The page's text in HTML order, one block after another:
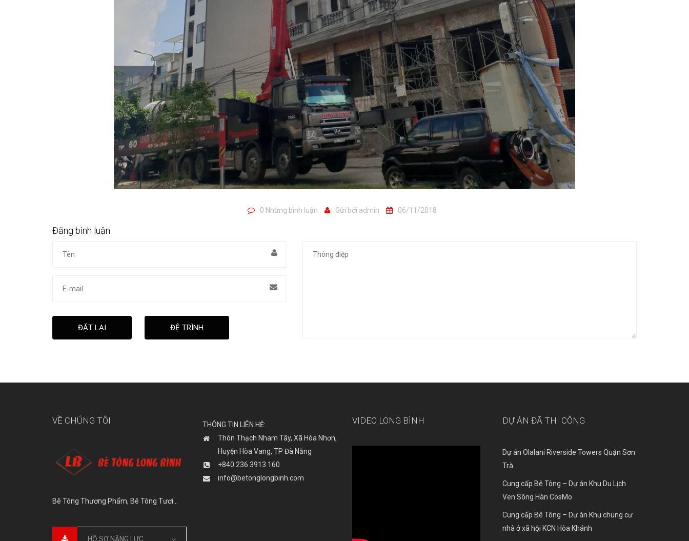
0 Những bình luận Gửi bởi admin 06/11/2018
Đăng bình luận
ĐẶT LẠI ĐỆ TRÌNH
VỀ CHÚNG TÔI
Bê Tông Thương Phẩm, Bê Tông Tươi…
HỒ SƠ NĂNG LỰC
THÔNG TIN LIÊN HỆ:
Thôn Thạch Nham Tây, Xã Hòa Nhơn,
Huyện Hòa Vang, TP Đà Nẵng
+840 236 3913 160
info@betonglongbinh.com
VIDEO LONG BÌNH DỰ ÁN ĐÃ THI CÔNG
Dự án Olalani Riverside Towers Quận Sơn
Trà
Cung cấp Bê Tông – Dự án Khu Du Lịch
Ven Sông Hàn CosMo
Cung cấp Bê Tông – Dự án Khu chung cư
nhà ở xã hội KCN Hòa Khánh